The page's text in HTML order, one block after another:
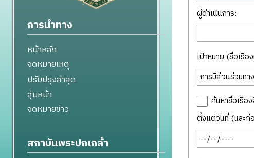
ผู้ดำเนินการ:
เป้าหมาย (ชื่อเรื่
ค้นหาชื่อเรื่อ
ตั้งแต่วันที่ (และก่
การนำทาง
หน้าหลัก
จดหมายเหตุ
ปรับปรุงล่าสุด
สุ่มหน้า
จดหมายข่าว
สถาบันพระปกเกล้า